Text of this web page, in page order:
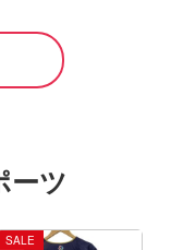
ーツ
SALE